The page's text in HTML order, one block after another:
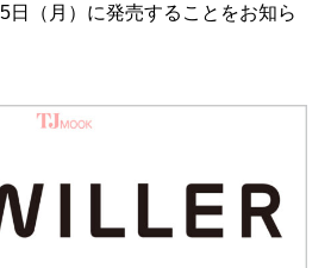
日（月）に発売することをお知ら